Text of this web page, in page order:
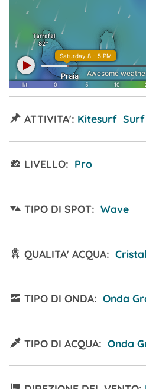
ATTIVITA': Kitesurf Surf
LIVELLO: Pro
TIPO DI SPOT: Wave
QUALITA' ACQUA:
TIPO DI ONDA: Onda
TIPO DI ACQUA: Onda